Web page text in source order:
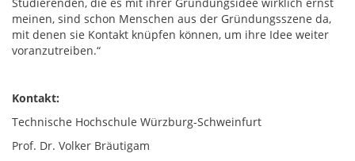
meinen, sind schon Menschen aus der Gründungsszene da,
mit denen sie Kontakt knüpfen können, um ihre Idee weiter
voranzutreiben.“
Kontakt:
Technische Hochschule Würzburg-Schweinfurt
Prof. Dr. Volker Bräutigam